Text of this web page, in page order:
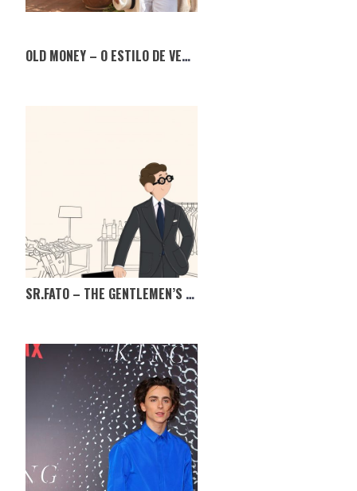
OLD MONEY – O ESTILO DE VERÃO QUE NUNCA SAI DE MODA
SR.FATO – THE GENTLEMEN’S MARKET, TÊM MESMO DE IR!